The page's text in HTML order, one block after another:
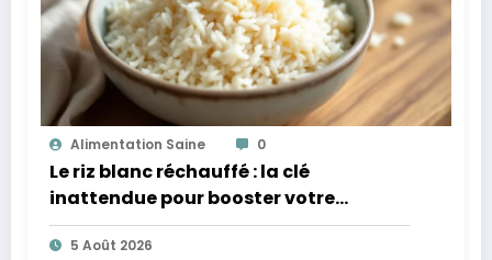
Alimentation Saine 0
Le riz blanc réchauffé : la clé
inattendue pour booster votre
microbiote
5 Août 2026